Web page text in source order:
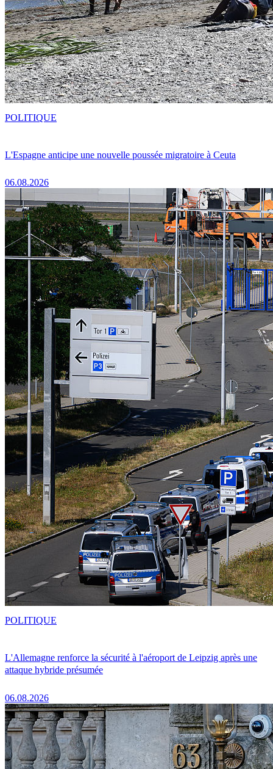
L'Espagne anticipe une nouvelle poussée migratoire à Ceuta
06.08.2026
POLITIQUE
L'Allemagne renforce la sécurité à l'aéroport de Leipzig après une
attaque hybride présumée
06.08.2026
POLITIQUE